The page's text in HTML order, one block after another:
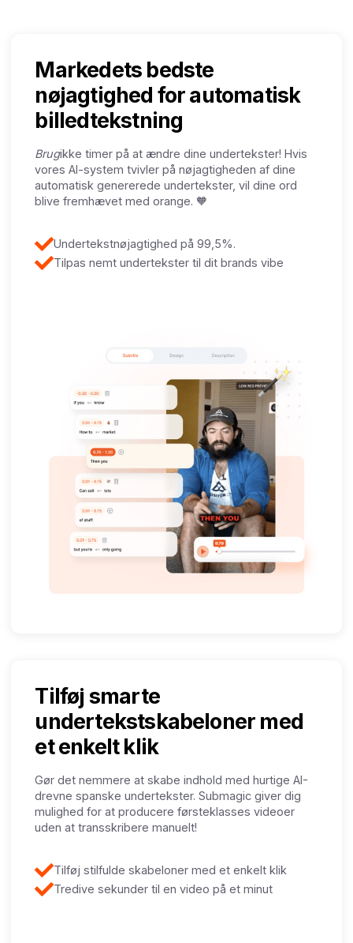
Markedets bedste
nøjagtighed for automatisk
billedtekstning
‍Brugikke timer på at ændre dine undertekster! Hvis
vores AI-system tvivler på nøjagtigheden af dine
automatisk genererede undertekster, vil dine ord
blive fremhævet med orange. 🧡
Undertekstnøjagtighed på 99,5%.
Tilpas nemt undertekster til dit brands vibe
Tilføj smarte
undertekstskabeloner med
et enkelt klik
Gør det nemmere at skabe indhold med hurtige AI-
drevne spanske undertekster. Submagic giver dig
mulighed for at producere førsteklasses videoer
uden at transskribere manuelt!
Tilføj stilfulde skabeloner med et enkelt klik
Tredive sekunder til en video på et minut